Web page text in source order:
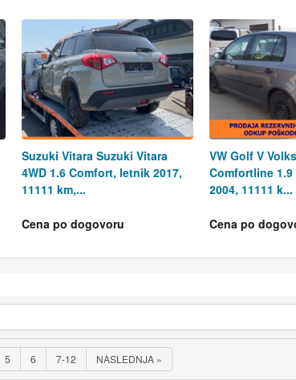
Suzuki Vitara Suzuki Vitara
4WD 1.6 Comfort, letnik 2017,
11111 km,...
Cena po dogovoru
VW Golf V
Comfortline
2004, 11111 k...
Cena po
5 6 7-12 NASLEDNJA »